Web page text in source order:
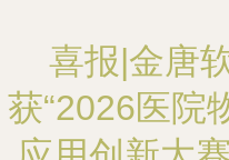
喜报|金唐
获“2026医院